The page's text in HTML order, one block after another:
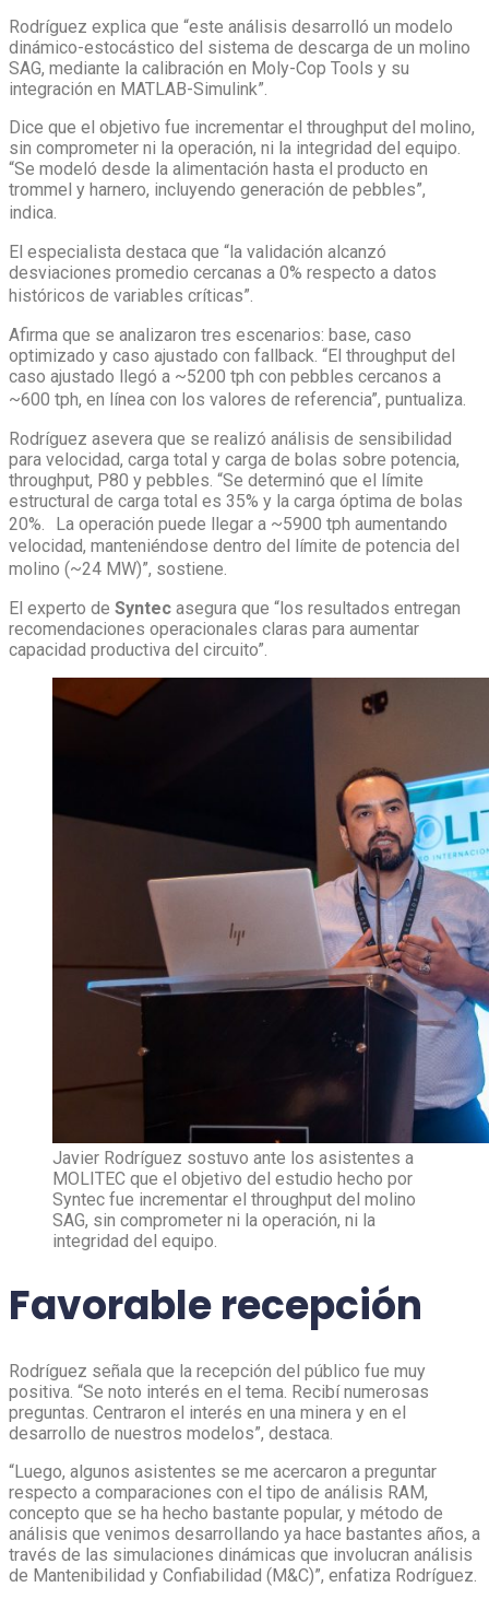
Rodríguez explica que “este análisis desarrolló un modelo
dinámico-estocástico del sistema de descarga de un molino
SAG, mediante la calibración en Moly-Cop Tools y su
integración en MATLAB-Simulink”.
Dice que el objetivo fue incrementar el throughput del molino,
sin comprometer ni la operación, ni la integridad del equipo.
“Se modeló desde la alimentación hasta el producto en
trommel y harnero, incluyendo generación de pebbles”,
indica.
El especialista destaca que “la validación alcanzó
desviaciones promedio cercanas a 0% respecto a datos
históricos de variables críticas”.
Afirma que se analizaron tres escenarios: base, caso
optimizado y caso ajustado con fallback. “El throughput del
caso ajustado llegó a ~5200 tph con pebbles cercanos a
~600 tph, en línea con los valores de referencia”, puntualiza.
Rodríguez asevera que se realizó análisis de sensibilidad
para velocidad, carga total y carga de bolas sobre potencia,
throughput, P80 y pebbles. “Se determinó que el límite
estructural de carga total es 35% y la carga óptima de bolas
20%. La operación puede llegar a ~5900 tph aumentando
velocidad, manteniéndose dentro del límite de potencia del
molino (~24 MW)”, sostiene.
El experto de Syntec asegura que “los resultados entregan
recomendaciones operacionales claras para aumentar
capacidad productiva del circuito”.
Javier Rodríguez sostuvo ante los asistentes a
MOLITEC que el objetivo del estudio hecho por
Syntec fue incrementar el throughput del molino
SAG, sin comprometer ni la operación, ni la
integridad del equipo.
Favorable recepción
Rodríguez señala que la recepción del público fue muy
positiva. “Se noto interés en el tema. Recibí numerosas
preguntas. Centraron el interés en una minera y en el
desarrollo de nuestros modelos”, destaca.
“Luego, algunos asistentes se me acercaron a preguntar
respecto a comparaciones con el tipo de análisis RAM,
concepto que se ha hecho bastante popular, y método de
análisis que venimos desarrollando ya hace bastantes años, a
través de las simulaciones dinámicas que involucran análisis
de Mantenibilidad y Confiabilidad (M&C)”, enfatiza Rodríguez.